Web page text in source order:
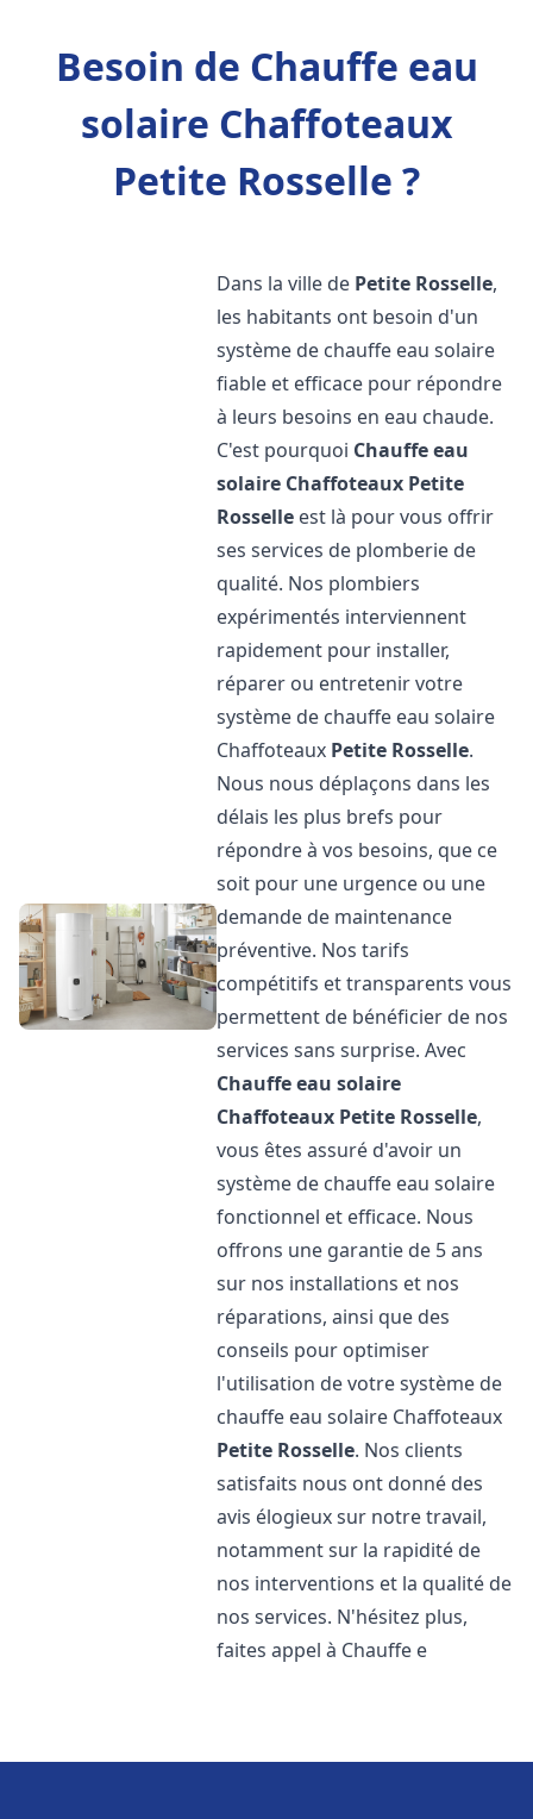
Besoin de Chauffe eau
solaire Chaffoteaux
Petite Rosselle ?
Dans la ville de Petite Rosselle,
les habitants ont besoin d'un
système de chauffe eau solaire
fiable et efficace pour répondre
à leurs besoins en eau chaude.
C'est pourquoi Chauffe eau
solaire Chaffoteaux Petite
Rosselle est là pour vous offrir
ses services de plomberie de
qualité. Nos plombiers
expérimentés interviennent
rapidement pour installer,
réparer ou entretenir votre
système de chauffe eau solaire
Chaffoteaux Petite Rosselle.
Nous nous déplaçons dans les
délais les plus brefs pour
répondre à vos besoins, que ce
soit pour une urgence ou une
demande de maintenance
préventive. Nos tarifs
compétitifs et transparents vous
permettent de bénéficier de nos
services sans surprise. Avec
Chauffe eau solaire
Chaffoteaux Petite Rosselle,
vous êtes assuré d'avoir un
système de chauffe eau solaire
fonctionnel et efficace. Nous
offrons une garantie de 5 ans
sur nos installations et nos
réparations, ainsi que des
conseils pour optimiser
l'utilisation de votre système de
chauffe eau solaire Chaffoteaux
Petite Rosselle. Nos clients
satisfaits nous ont donné des
avis élogieux sur notre travail,
notamment sur la rapidité de
nos interventions et la qualité de
nos services. N'hésitez plus,
faites appel à Chauffe e